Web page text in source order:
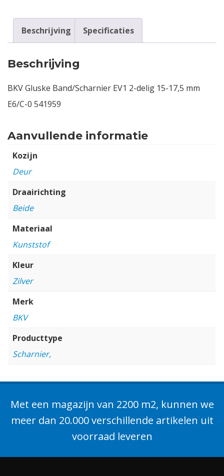
Beschrijving Specificaties
Beschrijving
BKV Gluske Band/Scharnier EV1 2-delig 15-17,5 mm
E6/C-0 541959
Aanvullende informatie
Kozijn
Deur
Draairichting
Beide
Materiaal
Kunststof
Kleur
Zilver
Merk
BKV
Producttype
Scharnier,
Met een magazijn van 2200 m2, kunnen we
meer dan 20.000 verschillende artikelen uit
voorraad leveren